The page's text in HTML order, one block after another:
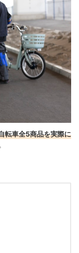
転車全5商品を実際に